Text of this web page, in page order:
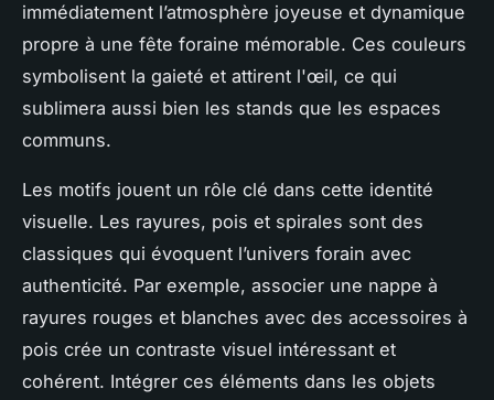
immédiatement l’atmosphère joyeuse et dynamique
propre à une fête foraine mémorable. Ces couleurs
symbolisent la gaieté et attirent l'œil, ce qui
sublimera aussi bien les stands que les espaces
communs.
Les motifs jouent un rôle clé dans cette identité
visuelle. Les rayures, pois et spirales sont des
classiques qui évoquent l’univers forain avec
authenticité. Par exemple, associer une nappe à
rayures rouges et blanches avec des accessoires à
pois crée un contraste visuel intéressant et
cohérent. Intégrer ces éléments dans les objets